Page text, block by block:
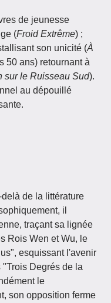
de jeunesse
(Froid Extrême) ;
son unicité (À
50 ans) retournant à
sur le Ruisseau Sud).
au dépouillé
de la littérature
il
traçant sa lignée
Rois Wen et Wu, le
esquissant l'avenir
Degrés de la
le
son opposition ferme